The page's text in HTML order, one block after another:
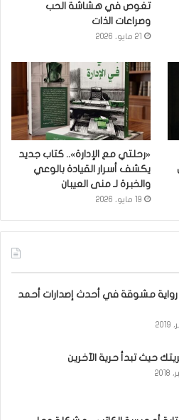
تغوص في هشاشة الحب
وصراعات الذات
21 مايو، 2026
«رحلتي مع الإدارة».. كتاب جديد
يكشف أسرار القيادة بالوعي
والخبرة لـ منى العيبان
19 مايو، 2026
.. رواية مشوقة في أحدث إصدارات أحمد
حيث تبدأ حرية الآخرين